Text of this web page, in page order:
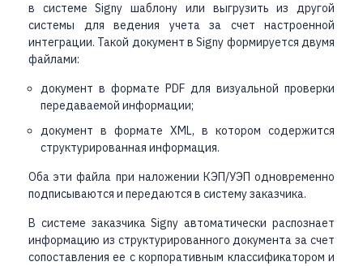
в системе Signy шаблону или выгрузить из другой
системы для ведения учета за счет настроенной
интеграции. Такой документ в Signy формируется двумя
файлами:
документ в формате PDF для визуальной проверки
передаваемой информации;
документ в формате XML, в котором содержится
структурированная информация.
Оба эти файла при наложении КЭП/УЭП одновременно
подписываются и передаются в систему заказчика.
В системе заказчика Signy автоматически распознает
информацию из структурированного документа за счет
сопоставления ее с корпоративным классификатором и